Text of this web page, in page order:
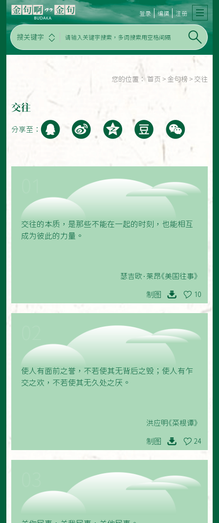
搜关键字
登录 编撰 注册
您的位置： 首页 > 金句榜 > 交往
交往
分享至：
交往的本质，是那些不能在一起的时刻，也能相互
成为彼此的力量。
瑟吉欧·莱昂《美国往事》
制图 10
使人有面前之誉，不若使其无背后之毁；使人有乍
交之欢，不若使其无久处之厌。
洪应明《菜根谭》
制图 24